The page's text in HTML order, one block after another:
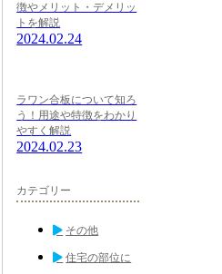
徴やメリット・デメリッ
トを解説
2024.02.24
ラワン合板について知ろ
う！用途や特徴をわかり
やすく解説
2024.02.23
カテゴリー
その他
住宅の部位に